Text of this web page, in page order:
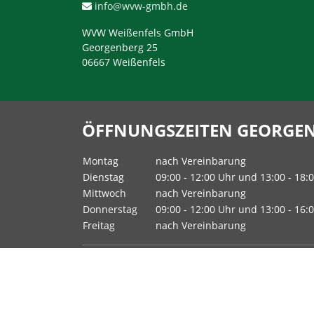
info@wvw-gmbh.de
WVW Weißenfels GmbH
Georgenberg 25
06667 Weißenfels
ÖFFNUNGSZEITEN
Montag
nach Vereinbarung
Dienstag
09:00 - 12:00 Uhr und 13:00 -
Mittwoch
nach Vereinbarung
Donnerstag
09:00 - 12:00 Uhr und 13:00 -
Freitag
nach Vereinbarung